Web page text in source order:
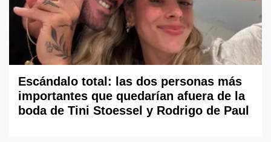
Escándalo total: las dos personas más
importantes que quedarían afuera de la
boda de Tini Stoessel y Rodrigo de Paul